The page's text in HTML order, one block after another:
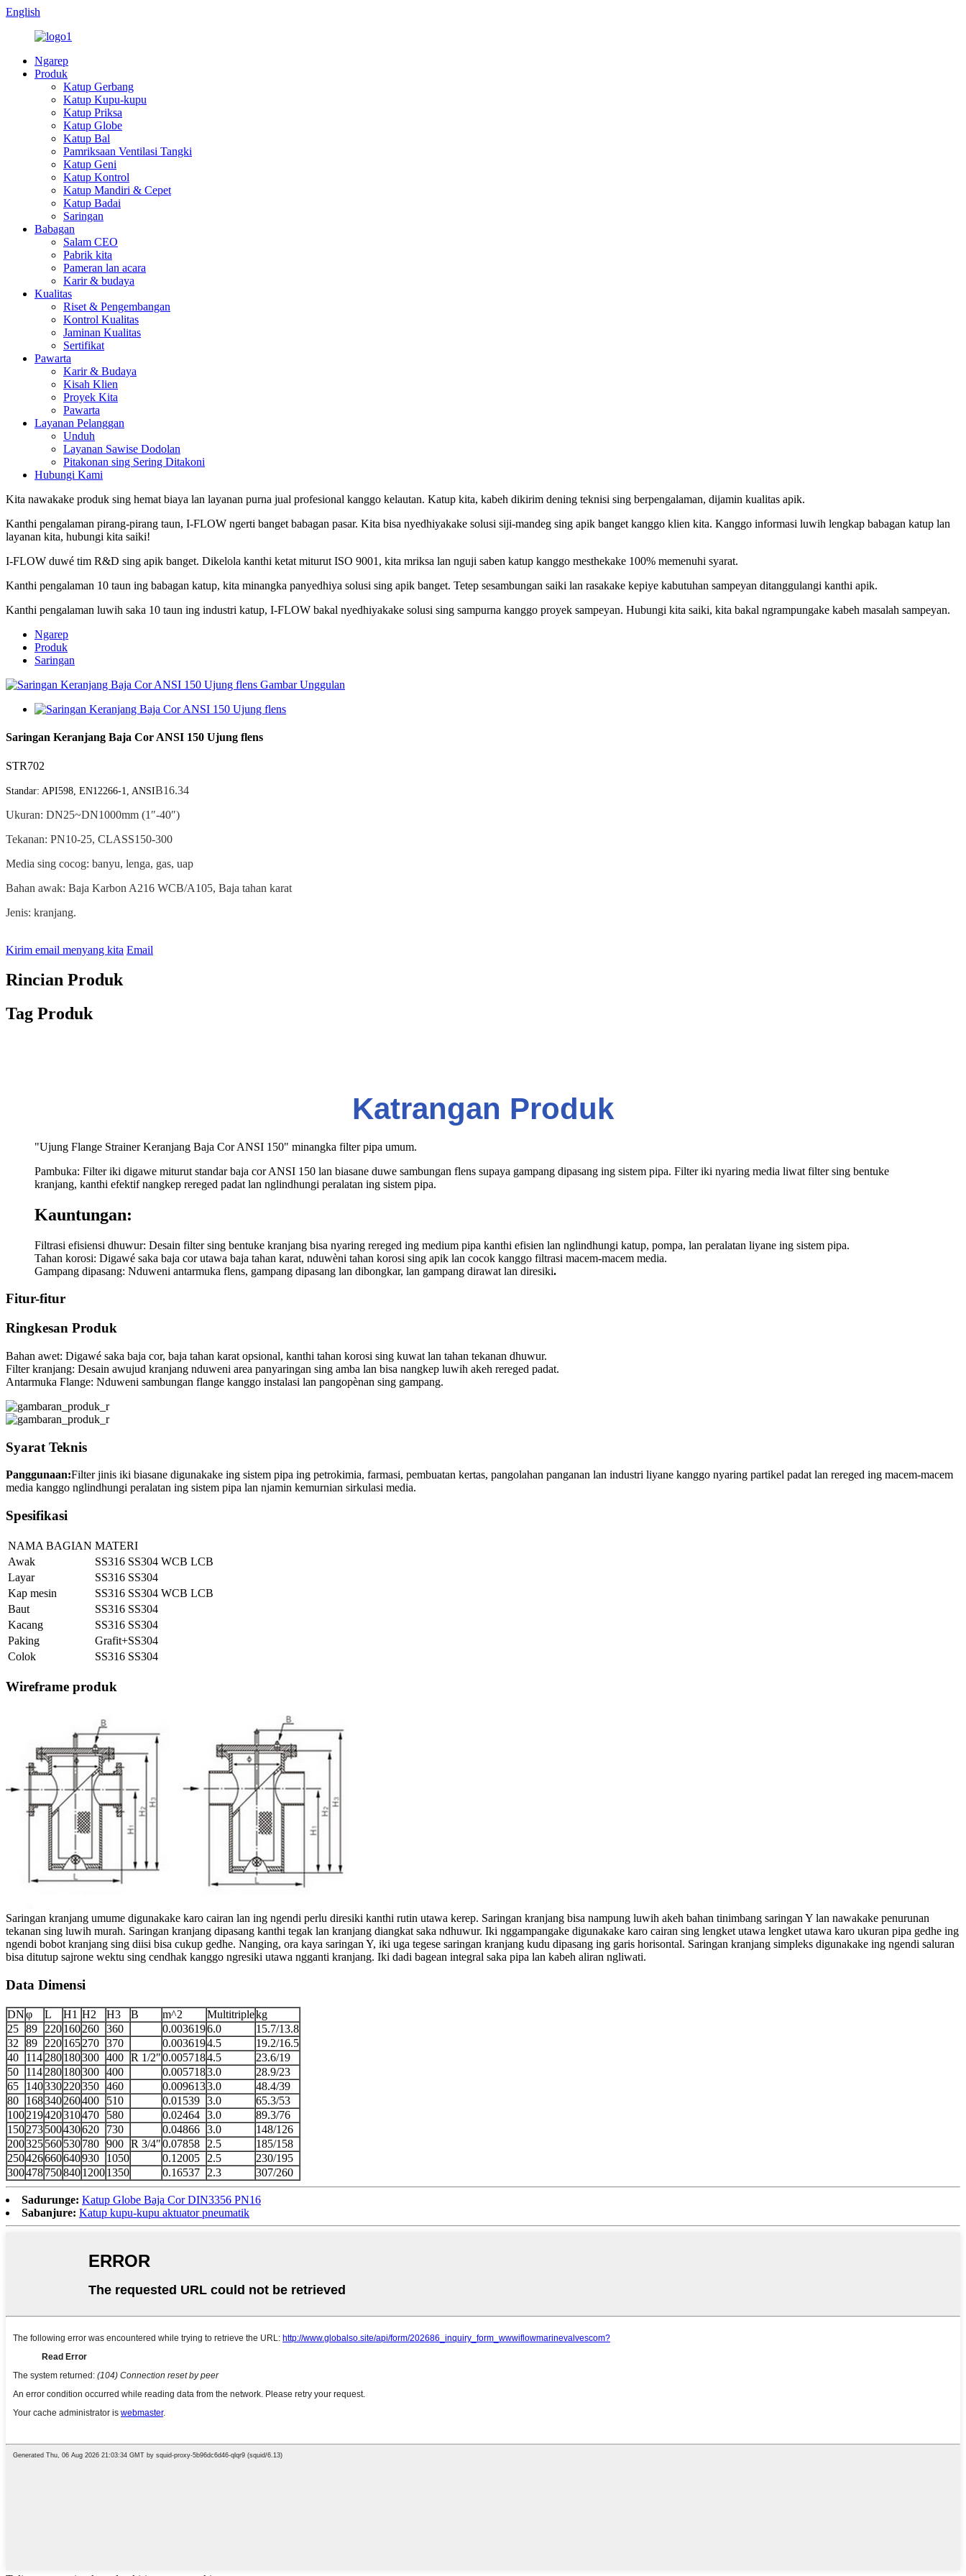
English
Ngarep
Produk
Katup Gerbang
Katup Kupu-kupu
Katup Priksa
Katup Globe
Katup Bal
Pamriksaan Ventilasi Tangki
Katup Geni
Katup Kontrol
Katup Mandiri & Cepet
Katup Badai
Saringan
Babagan
Salam CEO
Pabrik kita
Pameran lan acara
Karir & budaya
Kualitas
Riset & Pengembangan
Kontrol Kualitas
Jaminan Kualitas
Sertifikat
Pawarta
Karir & Budaya
Kisah Klien
Proyek Kita
Pawarta
Layanan Pelanggan
Unduh
Layanan Sawise Dodolan
Pitakonan sing Sering Ditakoni
Hubungi Kami
Kita nawakake produk sing hemat biaya lan layanan purna jual profesional kanggo kelautan. Katup kita, kabeh dikirim dening teknisi sing berpengalaman, dijamin kualitas apik.
Kanthi pengalaman pirang-pirang taun, I-FLOW ngerti banget babagan pasar. Kita bisa nyedhiyakake solusi siji-mandeg sing apik banget kanggo klien kita. Kanggo informasi luwih lengkap babagan katup lan
layanan kita, hubungi kita saiki!
I-FLOW duwé tim R&D sing apik banget. Dikelola kanthi ketat miturut ISO 9001, kita mriksa lan nguji saben katup kanggo mesthekake 100% memenuhi syarat.
Kanthi pengalaman 10 taun ing babagan katup, kita minangka panyedhiya solusi sing apik banget. Tetep sesambungan saiki lan rasakake kepiye kabutuhan sampeyan ditanggulangi kanthi apik.
Kanthi pengalaman luwih saka 10 taun ing industri katup, I-FLOW bakal nyedhiyakake solusi sing sampurna kanggo proyek sampeyan. Hubungi kita saiki, kita bakal ngrampungake kabeh masalah sampeyan.
Ngarep
Produk
Saringan
Saringan Keranjang Baja Cor ANSI 150 Ujung flens
STR702
Standar: API598, EN12266-1, ANSIB16.34
Ukuran: DN25~DN1000mm (1″-40″)
Tekanan: PN10-25, CLASS150-300
Media sing cocog: banyu, lenga, gas, uap
Bahan awak: Baja Karbon A216 WCB/A105, Baja tahan karat
Jenis: kranjang.
Kirim email menyang kita Email
Rincian Produk
Tag Produk
Katrangan Produk
"Ujung Flange Strainer Keranjang Baja Cor ANSI 150" minangka filter pipa umum.
Pambuka: Filter iki digawe miturut standar baja cor ANSI 150 lan biasane duwe sambungan flens supaya gampang dipasang ing sistem pipa. Filter iki nyaring media liwat filter sing bentuke
kranjang, kanthi efektif nangkep rereged padat lan nglindhungi peralatan ing sistem pipa.
Kauntungan:
Filtrasi efisiensi dhuwur: Desain filter sing bentuke kranjang bisa nyaring rereged ing medium pipa kanthi efisien lan nglindhungi katup, pompa, lan peralatan liyane ing sistem pipa.
Tahan korosi: Digawé saka baja cor utawa baja tahan karat, nduwèni tahan korosi sing apik lan cocok kanggo filtrasi macem-macem media.
Gampang dipasang: Nduweni antarmuka flens, gampang dipasang lan dibongkar, lan gampang dirawat lan diresiki.
Fitur-fitur
Ringkesan Produk
Bahan awet: Digawé saka baja cor, baja tahan karat opsional, kanthi tahan korosi sing kuwat lan tahan tekanan dhuwur.
Filter kranjang: Desain awujud kranjang nduweni area panyaringan sing amba lan bisa nangkep luwih akeh rereged padat.
Antarmuka Flange: Nduweni sambungan flange kanggo instalasi lan pangopènan sing gampang.
Syarat Teknis
Panggunaan:Filter jinis iki biasane digunakake ing sistem pipa ing petrokimia, farmasi, pembuatan kertas, pangolahan panganan lan industri liyane kanggo nyaring partikel padat lan rereged ing macem-macem
media kanggo nglindhungi peralatan ing sistem pipa lan njamin kemurnian sirkulasi media.
Spesifikasi
NAMA BAGIAN MATERI
Awak
SS316 SS304 WCB LCB
Layar
SS316 SS304
Kap mesin
SS316 SS304 WCB LCB
Baut
SS316 SS304
Kacang
SS316 SS304
Paking
Grafit+SS304
Colok
SS316 SS304
Wireframe produk
Saringan kranjang umume digunakake karo cairan lan ing ngendi perlu diresiki kanthi rutin utawa kerep. Saringan kranjang bisa nampung luwih akeh bahan tinimbang saringan Y lan nawakake penurunan
tekanan sing luwih murah. Saringan kranjang dipasang kanthi tegak lan kranjang diangkat saka ndhuwur. Iki nggampangake digunakake karo cairan sing lengket utawa lengket utawa karo ukuran pipa gedhe ing
ngendi bobot kranjang sing diisi bisa cukup gedhe. Nanging, ora kaya saringan Y, iki uga tegese saringan kranjang kudu dipasang ing garis horisontal. Saringan kranjang simpleks digunakake ing ngendi saluran
bisa ditutup sajrone wektu sing cendhak kanggo ngresiki utawa ngganti kranjang. Iki dadi bagean integral saka pipa lan kabeh aliran ngliwati.
Data Dimensi
DNφ L H1 H2 H3 B m^2 Multitriplekg
25 89 220160260 360 0.0036196.0
15.7/13.8
32
89 220165270 370 0.0036194.5
19.2/16.5
40
114 280180300 400 R 1/2″0.0057184.5
23.6/19
50
114 280180300 400 0.0057183.0
28.9/23
65
140330220350 460 0.0096133.0
48.4/39
80
168340260400 510 0.01539 3.0
65.3/53
100219420310470 580 0.02464 3.0
89.3/76
150273500430620 730 0.04866 3.0
148/126
200325560530780 900 R 3/4″0.07858 2.5
185/158
250426660640930 1050 0.12005 2.5
230/195
30047875084012001350 0.16537 2.3 307/260
Sadurunge: Katup Globe Baja Cor DIN3356 PN16
Sabanjure: Katup kupu-kupu aktuator pneumatik